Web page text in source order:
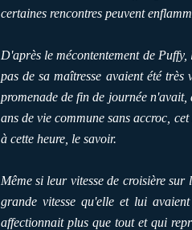
certaines rencontres peuvent
D'après le mécontentement de
pas de sa maîtresse avaient été
promenade de fin de journée
ans de vie commune sans accroc,
à cette heure, le savoir.
Même si leur vitesse de croisière
grande vitesse qu'elle et lui
affectionnait plus que tout et qui